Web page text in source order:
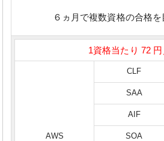
６ヵ月で複数資格の合格
1資格当たり 72 円
AWS
CLF
SAA
AIF
SOA